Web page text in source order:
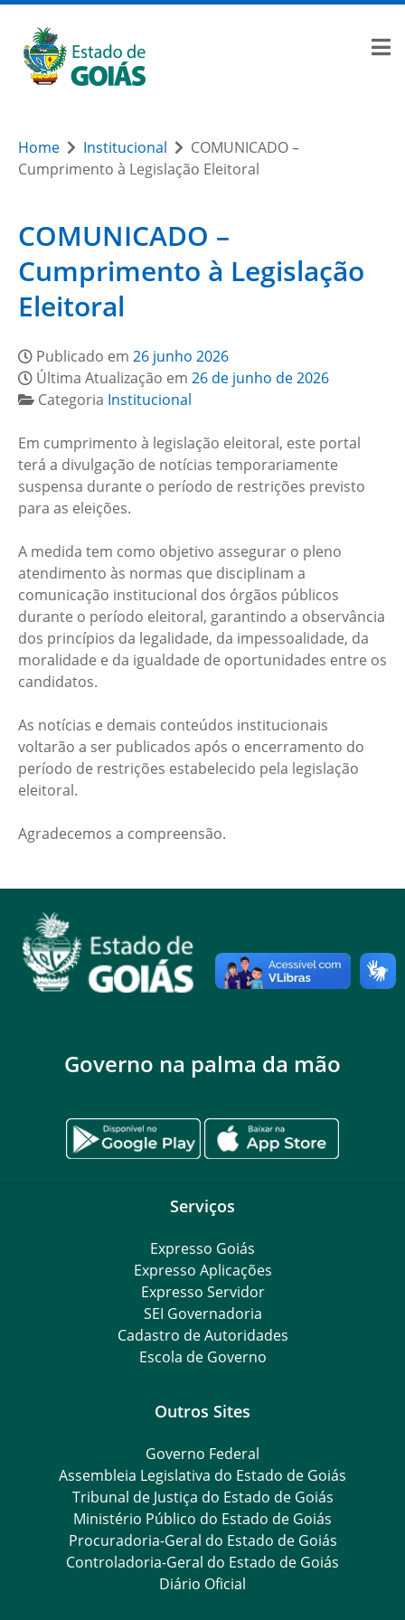
Home Institucional
COMUNICADO –
Cumprimento à Legislação Eleitoral
COMUNICADO –
Cumprimento à Legislação
Eleitoral
Publicado em 26 junho 2026
Última Atualização em 26 de junho de 2026
Categoria Institucional
Em cumprimento à legislação eleitoral, este portal
terá a divulgação de notícias temporariamente
suspensa durante o período de restrições previsto
para as eleições.
A medida tem como objetivo assegurar o pleno
atendimento às normas que disciplinam a
comunicação institucional dos órgãos públicos
durante o período eleitoral, garantindo a observância
dos princípios da legalidade, da impessoalidade, da
moralidade e da igualdade de oportunidades entre os
candidatos.
As notícias e demais conteúdos institucionais
voltarão a ser publicados após o encerramento do
período de restrições estabelecido pela legislação
eleitoral.
Agradecemos a compreensão.
Governo na palma da mão
Serviços
Expresso Goiás
Expresso Aplicações
Expresso Servidor
SEI Governadoria
Cadastro de Autoridades
Escola de Governo
Outros Sites
Governo Federal
Assembleia Legislativa do Estado de Goiás
Tribunal de Justiça do Estado de Goiás
Ministério Público do Estado de Goiás
Procuradoria-Geral do Estado de Goiás
Controladoria-Geral do Estado de Goiás
Diário Oficial